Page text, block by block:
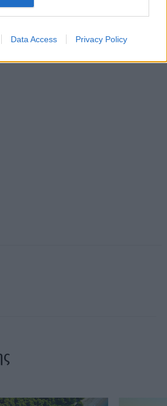
Data Access Privacy Policy